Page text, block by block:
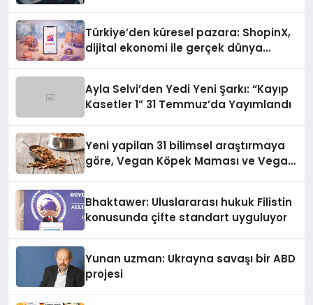
Türkiye’den küresel pazara: ShopinX,
dijital ekonomi ile gerçek dünya
Ayla Selvi’den Yedi Yeni Şarkı: “Kayıp
Kasetler 1” 31 Temmuz’da Yayımlandı
Yeni yapilan 31 bilimsel araştırmaya
göre, Vegan Köpek Maması ve Vegan
Bhaktawer: Uluslararası hukuk Filistin
konusunda çifte standart uyguluyor
Yunan uzman: Ukrayna savaşı bir ABD
projesi